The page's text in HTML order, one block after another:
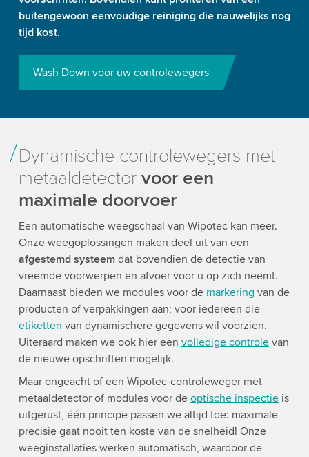
buitengewoon eenvoudige reiniging die nauwelijks nog
tijd kost.
Wash Down voor uw controlewegers
Dynamische controlewegers met
metaaldetector voor een
maximale doorvoer
Een automatische weegschaal van Wipotec kan meer.
Onze weegoplossingen maken deel uit van een
afgestemd systeemdat bovendien de detectie van
vreemde voorwerpen en afvoer voor u op zich neemt.
Daarnaast bieden we modules voor de markering van de
producten of verpakkingen aan; voor iedereen die
etiketten van dynamischere gegevens wil voorzien.
Uiteraard maken we ook hier een volledige controlevan
de nieuwe opschriften mogelijk.
Maar ongeacht of een Wipotec-controleweger met
metaaldetector of modules voor de optische inspectieis
uitgerust, één principe passen we altijd toe: maximale
precisie gaat nooit ten koste van de snelheid! Onze
weeginstallaties werken automatisch, waardoor de